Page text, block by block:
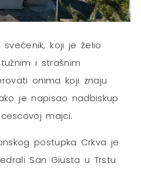
koji je želio
i strašnim
onima koji znaju
je napisao nadbiskup
majci.
postupka Crkva je
San Giusta u Trstu